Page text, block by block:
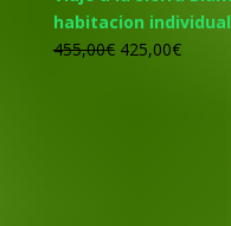
habitacion individual
455,00€ El
425,00€El